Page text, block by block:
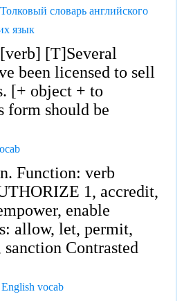
словарь английского
язык
[T]Several
been licensed to sell
[+ object + to
should be
Function: verb
1, accredit,
enable
allow, let, permit,
Contrasted
vocab